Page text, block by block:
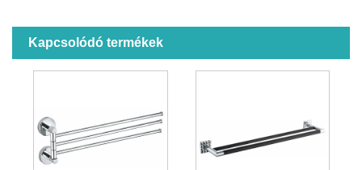
Kapcsolódó termékek